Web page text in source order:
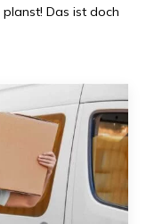
planst! Das ist doch